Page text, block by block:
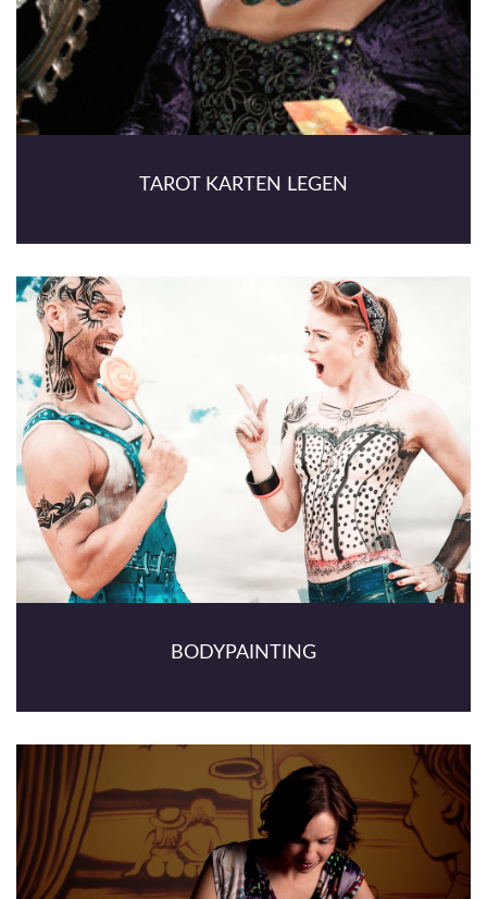
TAROT KARTEN LEGEN
BODYPAINTING